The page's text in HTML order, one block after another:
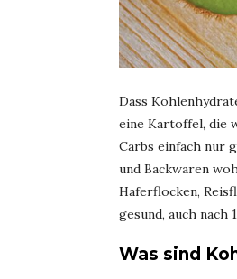
Dass
eine Kartoffel, die
Carbs einfach nur
und Backwaren
Haferflocken,
gesund, auch nach
Was sind